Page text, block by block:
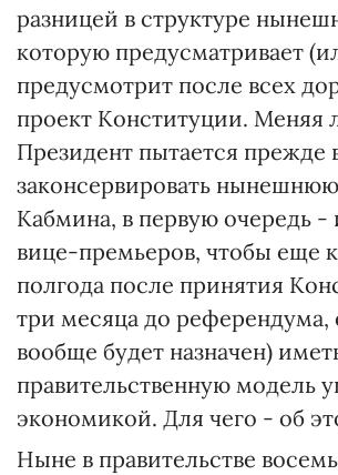
разницей в структуре
которую предусматривает
предусмотрит после всех
проект Конституции. Меняя
Президент пытается прежде
законсервировать
Кабмина, в первую очередь -
вице-премьеров, чтобы еще
полгода после принятия
три месяца до референдума,
вообще будет назначен)
правительственную модель
экономикой. Для чего - об
Ныне в правительстве